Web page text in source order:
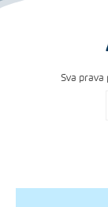
Sva